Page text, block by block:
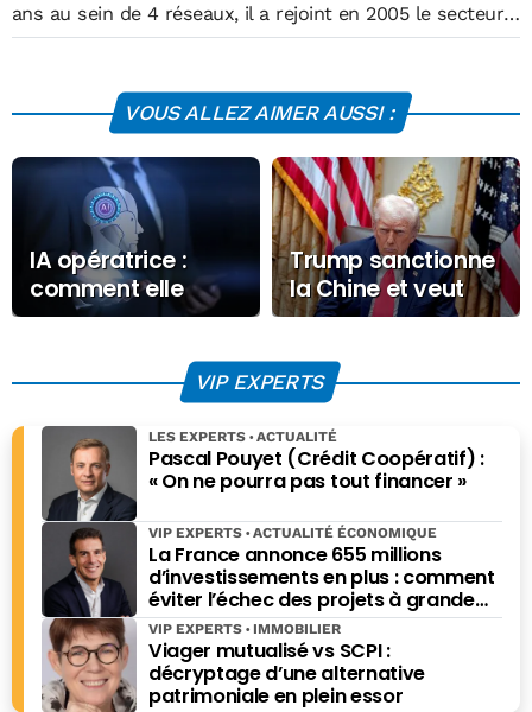
ans au sein de 4 réseaux, il a rejoint en 2005 le secteur
du courtage en crédits. D’abord Directeur associé
Directeur Organisation Interne de l’enseigne CAFPI, il est
aussi beaucoup intervenu en qualité de Formateur et
touchant aux IOBSP et aux Banques. Expert
international sur les sujets financiers, auteur de
plusieurs ouvrages sur le courtage en crédit, il est
revenu chez IN&FI Crédits en janvier 2018 pour
accompagner le développement de l’enseigne et de son
identité dans le Marché. Il est aussi administrateur et
professionnelle de l’intermédiation bancaire, et membre
du Centre des Professions Financières.
VOUS ALLEZ AIMER AUSSI :
IA opératrice :
comment elle
redéfinit les
d’entreprise
Trump sanctionne
la Chine et veut
participer au
VIP EXPERTS
Pascal Pouyet (Crédit Coopératif) :
« On ne pourra pas tout financer »
LES EXPERTS ACTUALITÉ
La France annonce 655 millions
d’investissements en plus : comment
éviter l’échec des projets à grande
échelle ?
VIP EXPERTS ACTUALITÉ ÉCONOMIQUE
Viager mutualisé vs SCPI :
décryptage d’une alternative
patrimoniale en plein essor
VIP EXPERTS IMMOBILIER